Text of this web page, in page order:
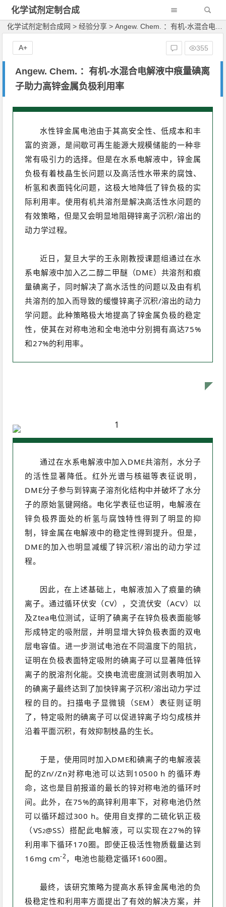
化学试剂定制合成
网
化学试剂定制合成网 > 经验分享 > Angew. Chem. ：有机-水混合电解液中痕量碘离子助力高锌金属负极利用率
Angew. Chem. ：有机-水混合电解液中痕量碘离
子助力高锌金属负极利用率
355
A+
水性锌金属电池由于其高安全性、低成本和丰
富的资源，是间歇可再生能源大规模储能的一种非
常有吸引力的选择。但是在水系电解液中，锌金属
负极有着枝晶生长问题以及高活性水带来的腐蚀、
析氢和表面钝化问题，这极大地降低了锌负极的实
际利用率。使用有机共溶剂是解决高活性水问题的
有效策略，但是又会明显地阻碍锌离子沉积/溶出的
动力学过程。
近日，复旦大学的王永刚教授课题组通过在水
系电解液中加入乙二醇二甲醚（DME）共溶剂和痕
量碘离子，同时解决了高水活性的问题以及由有机
共溶剂的加入而导致的缓慢锌离子沉积/溶出的动力
学问题。此种策略极大地提高了锌金属负极的稳定
性，使其在对称电池和全电池中分别拥有高达75%
和27%的利用率。
通过在水系电解液中加入DME共溶剂，水分子
的活性显著降低。红外光谱与核磁等表征说明，
DME分子参与到锌离子溶剂化结构中并破坏了水分
子的原始氢键网络。电化学表征也证明，电解液在
锌负极界面处的析氢与腐蚀特性得到了明显的抑
制，锌金属在电解液中的稳定性得到提升。但是，
DME的加入也明显减缓了锌沉积/溶出的动力学过
程。
因此，在上述基础上，电解液加入了痕量的碘
离子。通过循环伏安（CV），交流伏安（ACV）以
及Ztea电位测试，证明了碘离子在锌负极表面能够
形成特定的吸附层，并明显增大锌负极表面的双电
层电容值。进一步测试电池在不同温度下的阻抗，
证明在负极表面特定吸附的碘离子可以显著降低锌
离子的脱溶剂化能。交换电流密度测试则表明加入
的碘离子最终达到了加快锌离子沉积/溶出动力学过
程的目的。扫描电子显微镜（SEM）表征则证明
了，特定吸附的碘离子可以促进锌离子均匀成核并
沿着平面沉积，有效抑制枝晶的生长。
于是，使用同时加入DME和碘离子的电解液装
配的Zn//Zn对称电池可以达到10500 h 的循环寿
命，这也是目前报道的最长的锌对称电池的循环时
间。此外，在75%的高锌利用率下，对称电池仍然
可以循环超过300 h。使用自支撑的二硫化钒正极
（VS2@SS）搭配此电解液，可以实现在27%的锌
利用率下循环170圈。即使正极活性物质载量达到
16mg cm-2，电池也能稳定循环1600圈。
最终，该研究策略为提高水系锌金属电池的负
极稳定性和利用率方面提出了有效的解决方案，并